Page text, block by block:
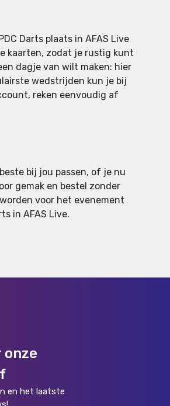
Darts plaats in AFAS Live
kaarten, zodat je rustig kunt
dagje van wilt maken: hier
wedstrijden kun je bij
reken eenvoudig af
bij jou passen, of je nu
gemak en bestel zonder
voor het evenement
in AFAS Live.
onze
en het laatste